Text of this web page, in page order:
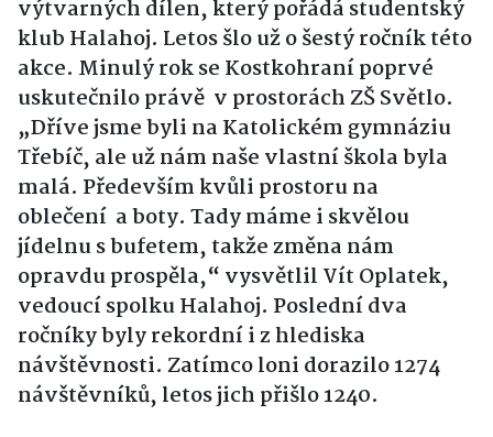
výtvarných dílen, který pořádá studentský
klub Halahoj. Letos šlo už o šestý ročník této
akce. Minulý rok se Kostkohraní poprvé
uskutečnilo právě v prostorách ZŠ Světlo.
„Dříve jsme byli na Katolickém gymnáziu
Třebíč, ale už nám naše vlastní škola byla
malá. Především kvůli prostoru na
oblečení a boty. Tady máme i skvělou
jídelnu s bufetem, takže změna nám
opravdu prospěla,“ vysvětlil Vít Oplatek,
vedoucí spolku Halahoj. Poslední dva
ročníky byly rekordní i z hlediska
návštěvnosti. Zatímco loni dorazilo 1274
návštěvníků, letos jich přišlo 1240.